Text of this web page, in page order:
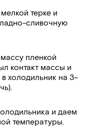
терке и
сливочную
пленкой
контакт массы и
холодильник на 3–
и даем
температуры.